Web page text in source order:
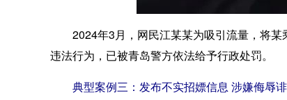
2024年3月，网民江某某为吸引流量，将某
违法行为，已被青岛警方依法给予行政处罚。
典型案例三：发布不实招嫖信息 涉嫌侮辱